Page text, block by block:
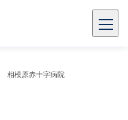
相模原赤十字病院